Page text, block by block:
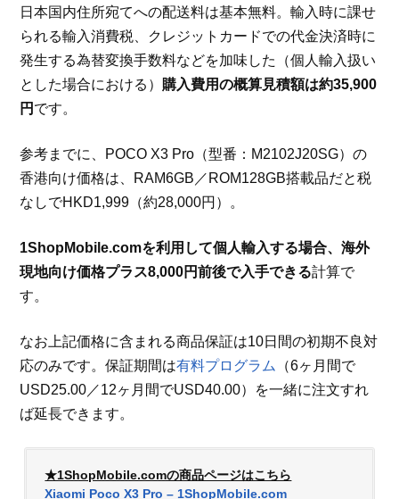
日本国内住所宛てへの配送料は基本無料。輸入時に課せ
られる輸入消費税、クレジットカードでの代金決済時に
発生する為替変換手数料などを加味した（個人輸入扱い
とした場合における） 購入費用の概算見積額は約35,900
円 です。
参考までに、POCO X3 Pro（型番：M2102J20SG）の
香港向け価格は、RAM6GB／ROM128GB搭載品だと税
なしでHKD1,999（約28,000円）。
1ShopMobile.comを利用して個人輸入する場合、海外
現地向け価格プラス8,000円前後で入手できる計算で
す。
なお上記価格に含まれる商品保証は10日間の初期不良対
応のみです。保証期間は有料プログラム
（6ヶ月間で
USD25.00／12ヶ月間でUSD40.00）を一緒に注文すれ
ば延長できます。
★1ShopMobile.comの商品ページはこちら
Xiaomi Poco X3 Pro – 1ShopMobile.com